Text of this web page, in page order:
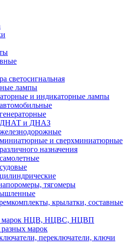
светосигнальная
лампы
и индикаторные лампы
и ДНАЗ
и сверхминиатюрные
назначения
тягомеры
крылатки, составные
марок НЦВ, НЦВС, НЦВП
марок
переключатели, ключи